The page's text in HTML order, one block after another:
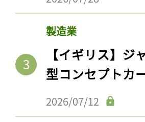
製造業
【イギリス】
型コンセプトカ
2026/07/12